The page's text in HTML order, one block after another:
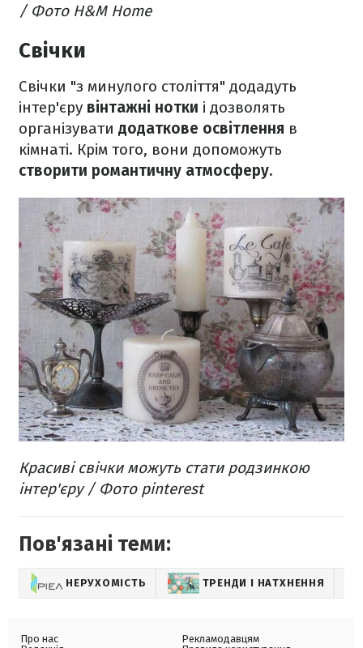
/ Фото H&M Home
Свічки
Свічки "з минулого століття" додадуть
інтер'єру вінтажні нотки і дозволять
організувати додаткове освітлення в
кімнаті. Крім того, вони допоможуть
створити романтичну атмосферу.
Красиві свічки можуть стати родзинкою
інтер'єру​ / Фото pinterest
Пов'язані теми:
НЕРУХОМІСТЬ ТРЕНДИ І НАТХНЕННЯ
Про нас
Рекламодавцям